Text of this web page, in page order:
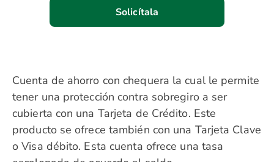
Cuenta de ahorro con chequera la cual le permite
tener una protección contra sobregiro a ser
cubierta con una Tarjeta de Crédito. Este
producto se ofrece también con una Tarjeta Clave
o Visa débito. Esta cuenta ofrece una tasa
Solicítala